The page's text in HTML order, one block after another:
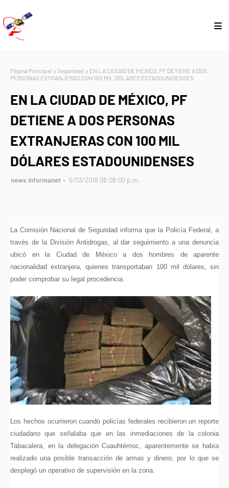
Página Principal Seguridad
EN LA CIUDAD DE MÉXICO, PF DETIENE A DOS
PERSONAS EXTRANJERAS CON 100 MIL DÓLARES ESTADOUNIDENSES
EN LA CIUDAD DE MÉXICO, PF
DETIENE A DOS PERSONAS
EXTRANJERAS CON 100 MIL
DÓLARES ESTADOUNIDENSES
news informanet 5/03/2018 08:08:00 p.m.
La Comisión Nacional de Seguridad informa que la Policía Federal, a
través de la División Antidrogas, al dar seguimiento a una denuncia
ubicó en la Ciudad de México a dos hombres de aparente
nacionalidad extranjera, quienes transportaban 100 mil dólares, sin
poder comprobar su legal procedencia.
Los hechos ocurrieron cuando policías federales recibieron un reporte
ciudadano que señalaba que en las inmediaciones de la colonia
Tabacalera, en la delegación Cuauhtémoc, aparentemente se había
realizado una posible transacción de armas y dinero, por lo que se
desplegó un operativo de supervisión en la zona.